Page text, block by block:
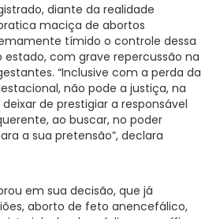
diante da realidade
maciça de abortos
tímido o controle dessa
com grave repercussão na
“Inclusive com a perda da
não pode a justiça, na
de prestigiar a responsável
ao buscar, no poder
a sua pretensão”, declara
em sua decisão, que já
aborto de feto anencefálico,